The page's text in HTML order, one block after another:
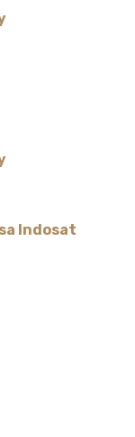
Indosat